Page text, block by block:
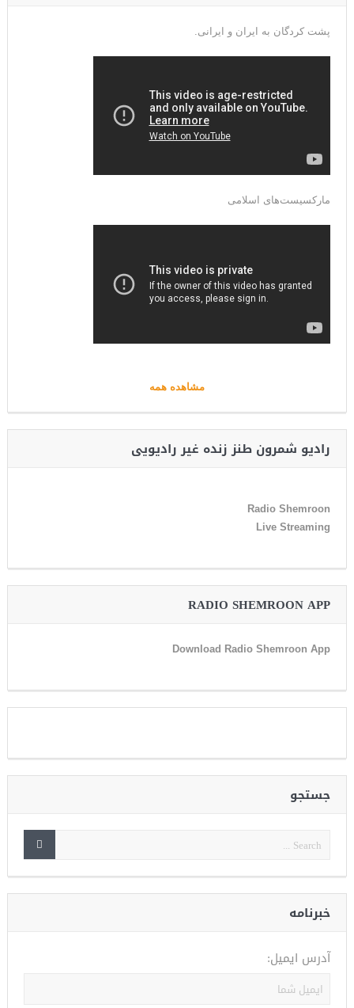
پشت کردگان به ایران و ایرانی.
مارکسیست‌های اسلامی
مشاهده همه
رادیو شمرون طنز زنده غیر رادیویی
Radio Shemroon
Live Streaming
RADIO SHEMROON APP
Download Radio Shemroon App
جستجو
خبرنامه
آدرس ایمیل: